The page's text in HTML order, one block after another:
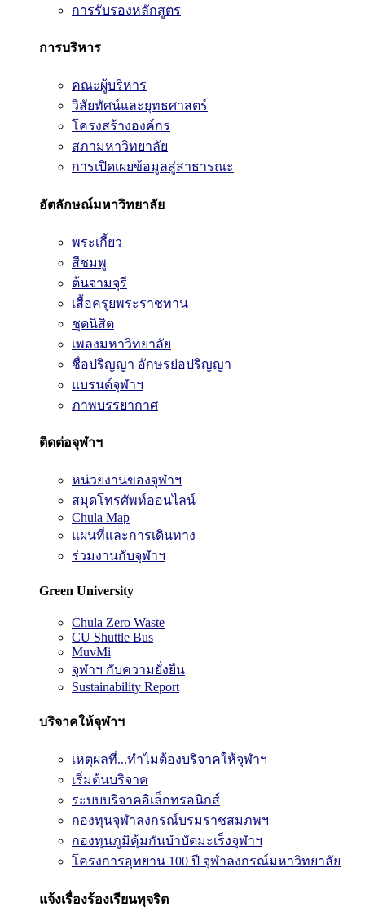
การรับรองหลักสูตร
การบริหาร
คณะผู้บริหาร
วิสัยทัศน์และยุทธศาสตร์
โครงสร้างองค์กร
สภามหาวิทยาลัย
การเปิดเผยข้อมูลสู่สาธารณะ
อัตลักษณ์มหาวิทยาลัย
พระเกี้ยว
สีชมพู
ต้นจามจุรี
เสื้อครุยพระราชทาน
ชุดนิสิต
เพลงมหาวิทยาลัย
ชื่อปริญญา อักษรย่อปริญญา
แบรนด์จุฬาฯ
ภาพบรรยากาศ
ติดต่อจุฬาฯ
หน่วยงานของจุฬาฯ
สมุดโทรศัพท์ออนไลน์
Chula Map
แผนที่และการเดินทาง
ร่วมงานกับจุฬาฯ
Green University
Chula Zero Waste
CU Shuttle Bus
MuvMi
จุฬาฯ กับความยั่งยืน
Sustainability Report
บริจาคให้จุฬาฯ
เหตุผลที่...ทำไมต้องบริจาคให้จุฬาฯ
เริ่มต้นบริจาค
ระบบบริจาคอิเล็กทรอนิกส์
กองทุนจุฬาลงกรณ์บรมราชสมภพฯ
กองทุนภูมิคุ้มกันบำบัดมะเร็งจุฬาฯ
โครงการอุทยาน 100 ปี จุฬาลงกรณ์มหาวิทยาลัย
แจ้งเรื่องร้องเรียนทุจริต